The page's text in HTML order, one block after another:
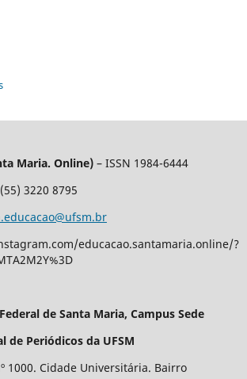
Maria. Online) – ISSN 1984-6444
3220 8795
educacao.santamaria.online/?
de Santa Maria, Campus Sede
de Periódicos da UFSM
1000. Cidade Universitária. Bairro